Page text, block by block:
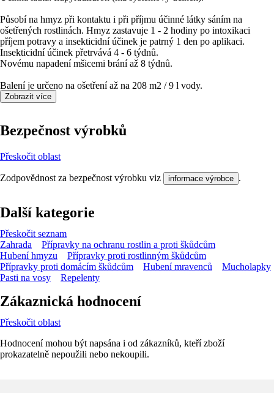
Působí na hmyz při kontaktu i při příjmu účinné látky sáním na
ošetřených rostlinách. Hmyz zastavuje 1 - 2 hodiny po intoxikaci
příjem potravy a insekticidní účinek je patrný 1 den po aplikaci.
Insekticidní účinek přetrvává 4 - 6 týdnů.
Novému napadení mšicemi brání až 8 týdnů.
Balení je určeno na ošetření až na 208 m2 / 9 l vody.
Zobrazit více
Bezpečnost výrobků
Přeskočit oblast
Zodpovědnost za bezpečnost výrobku viz informace výrobce .
Další kategorie
Přeskočit seznam
Zahrada
Přípravky na ochranu rostlin a proti škůdcům
Hubení hmyzu
Přípravky proti rostlinným škůdcům
Přípravky proti domácím škůdcům
Hubení mravenců
Mucholapky
Pasti na vosy
Repelenty
Zákaznická hodnocení
Přeskočit oblast
Hodnocení mohou být napsána i od zákazníků, kteří zboží
prokazatelně nepoužili nebo nekoupili.